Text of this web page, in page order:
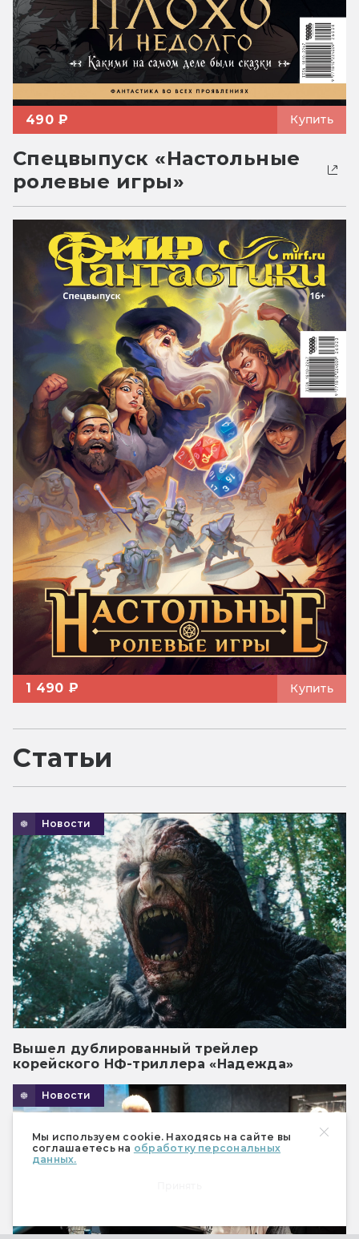
Мы используем cookie. Находясь на сайте вы
соглашаетесь на обработку персональных
данных.
490 ₽ Купить
Спецвыпуск «Настольные
ролевые игры»
1 490 ₽ Купить
Статьи
Новости
Вышел дублированный трейлер
корейского НФ-триллера «Надежда»
Новости